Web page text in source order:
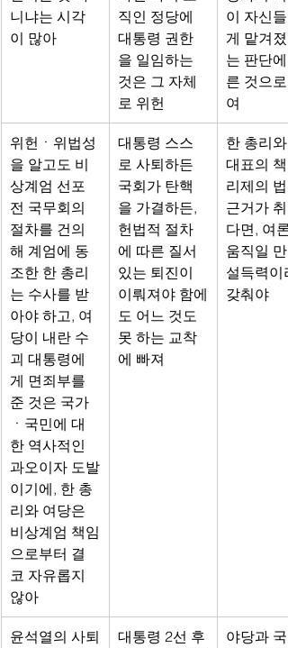
니냐는 시각
이 많아
직인 정당에
대통령 권한
을 일임하는
것은 그 자체
로 위헌
이 자신들
게 맡겨졌
는 판단에
른 것으로
여
위헌ㆍ위법성
을 알고도 비
상계엄 선포
전 국무회의
절차를 건의
해 계엄에 동
조한 한 총리
는 수사를 받
아야 하고, 여
당이 내란 수
괴 대통령에
게 면죄부를
준 것은 국가
ㆍ국민에 대
한 역사적인
과오이자 도발
이기에, 한 총
리와 여당은
비상계엄 책임
으로부터 결
코 자유롭지
않아
대통령 스스
로 사퇴하든
국회가 탄핵
을 가결하든,
헌법적 절차
에 따른 질서
있는 퇴진이
이뤄져야 함에
도 어느 것도
못 하는 교착
에 빠져
한 총리와
대표의 책
리제의 법
근거가 취
다면, 여
움직일 만
설득력이
갖춰야
윤석열의 사퇴
대통령 2선 후
야당과 국